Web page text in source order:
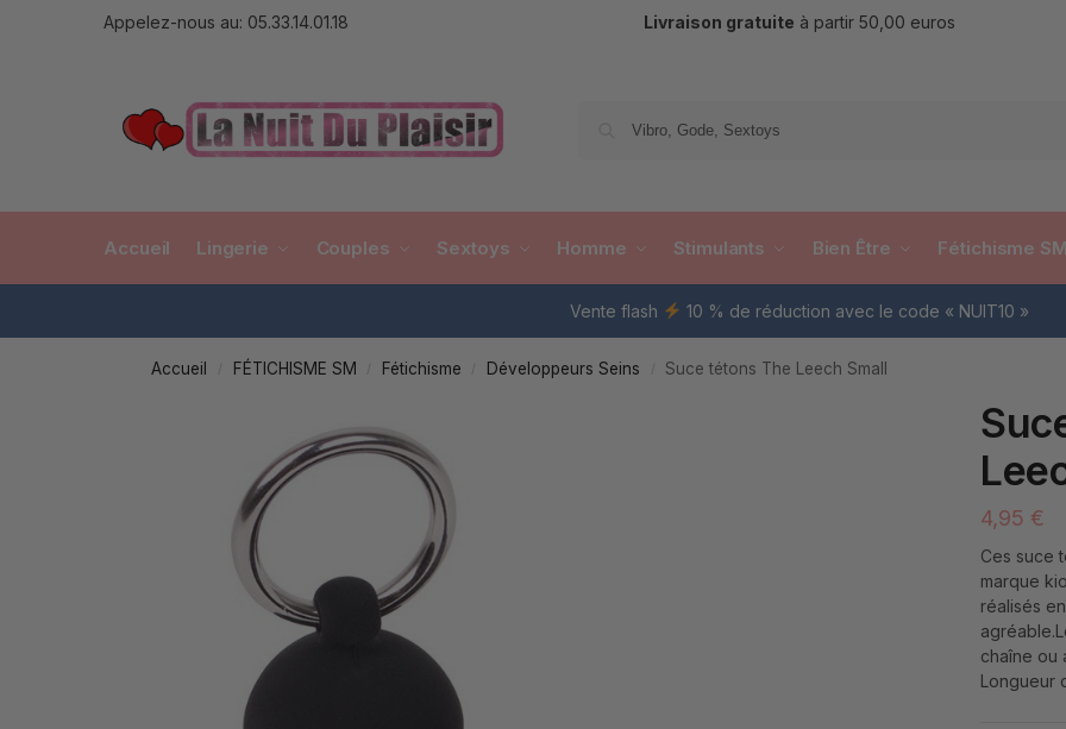
Appelez-nous au: 05.33.14.01.18 Livraison gratuite à partir 50,00 euros
Accueil Lingerie Couples Sextoys Homme Stimulants Bien Être Fétichisme SM
Vente flash 10 % de réduction avec le code « NUIT10 »
Accueil FÉTICHISME SM Fétichisme Développeurs Seins Suce tétons The Leech Small
4,95 €
Ces suce
marque
réalisés
chaîne ou
Longueur